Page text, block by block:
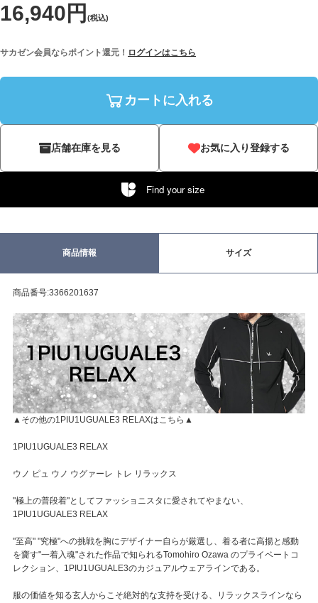
16,940円 (税込)
サカゼン会員ならポイント還元！ ログインはこちら
カートに入れる
店舗在庫を見る お気に入り登録する
Find your size
商品情報 サイズ
商品番号:3366201637
▲その他の1PIU1UGUALE3 RELAXはこちら▲
1PIU1UGUALE3 RELAX
ウノ ピュ ウノ ウグァーレ トレ リラックス
"極上の普段着"としてファッショニスタに愛されてやまない、
1PIU1UGUALE3 RELAX
"至高" "究極"への挑戦を胸にデザイナー自らが厳選し、着る者に高揚と感動
を齎す"一着入魂"された作品で知られるTomohiro Ozawa のプライベートコ
レクション、1PIU1UGUALE3のカジュアルウェアラインである。
服の価値を知る玄人からこそ絶対的な支持を受ける、リラックスラインなら